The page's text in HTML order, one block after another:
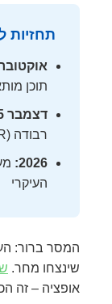
תחזיות
אוקטובר
תוכן
דצמבר 2025:
רבודה (AR) בפרסומות
2026:
העיקרי
המסר ברור:
שינצחו מחר.
אופציה – זה